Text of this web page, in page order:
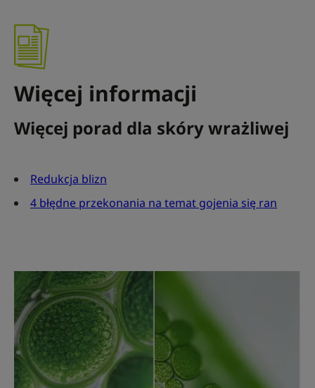
Więcej informacji
Więcej porad dla skóry wrażliwej
Redukcja blizn
4 błędne przekonania na temat gojenia się ran